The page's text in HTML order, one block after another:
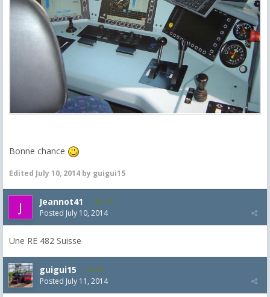
Bonne chance
Edited July 10, 2014 by guigui15
Jeannot41 171
Posted July 10, 2014
Une RE 482 Suisse
guigui15 49
Posted July 11, 2014